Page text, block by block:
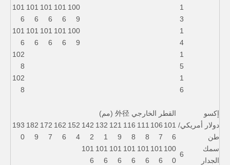
1
3
100
9
101
6
101
6
101
6
101
6
1
4
100
9
101
6
101
6
101
6
101
6
1
5
102
8
1
6
102
8
إكسو
دولار أمريكي/
طن
القطر الخارجي 外径 (مم)
101
6
106
7
111
8
116
8
121
9
132
1
142
2
152
4
162
6
172
7
182
9
193
0
سمك
الجدار
6
100
0
101
6
101
6
101
6
101
6
101
6
101
6